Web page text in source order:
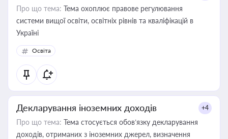
Про що тема: Тема охоплює правове регулювання
системи вищої освіти, освітніх рівнів та кваліфікацій в
Україні
Освіта
Декларування іноземних доходів +4
Про що тема: Тема стосується обов’язку декларування
доходів, отриманих з іноземних джерел, визначення